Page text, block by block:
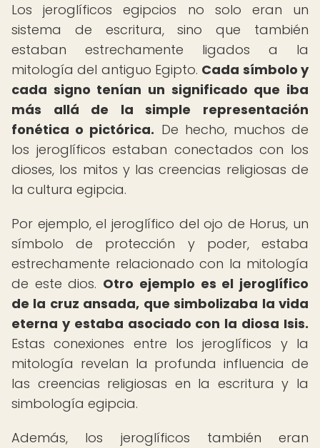
Los jeroglíficos egipcios no solo eran un
sistema de escritura, sino que también
estaban estrechamente ligados a la
mitología del antiguo Egipto. Cada símbolo y
cada signo tenían un significado que iba
más allá de la simple representación
fonética o pictórica. De hecho, muchos de
los jeroglíficos estaban conectados con los
dioses, los mitos y las creencias religiosas de
la cultura egipcia.
Por ejemplo, el jeroglífico del ojo de Horus, un
símbolo de protección y poder, estaba
estrechamente relacionado con la mitología
de este dios. Otro ejemplo es el jeroglífico
de la cruz ansada, que simbolizaba la vida
eterna y estaba asociado con la diosa Isis.
Estas conexiones entre los jeroglíficos y la
mitología revelan la profunda influencia de
las creencias religiosas en la escritura y la
simbología egipcia.
Además, los jeroglíficos también eran